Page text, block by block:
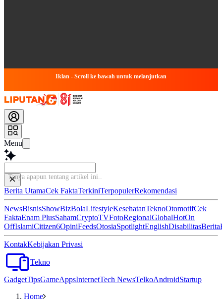
Iklan - Scroll ke bawah untuk melanjutkan
Menu
Tanya apapun tentang artikel
Berita UtamaCek FaktaTerkiniTerpopulerRekomendasi
NewsBisnisShowBizBolaLifestyleKesehatanTeknoOtomotifCek
FaktaEnam PlusSahamCryptoTVFotoRegionalGlobalHotOn
OffIslamiCitizen6OpiniFeedsOtosiaSpotlightEnglishDisabilitasBerita
KontakKebijakan Privasi
Tekno
GadgetTipsGameAppsInternetTech NewsTelkoAndroidStartup
Home